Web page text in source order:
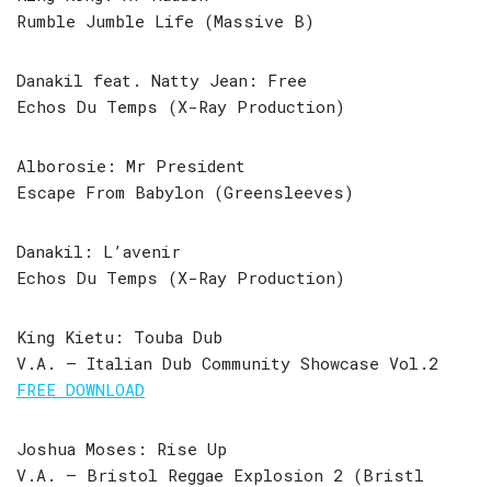
Rumble Jumble Life (Massive B)
Danakil feat. Natty Jean: Free
Echos Du Temps (X-Ray Production)
Alborosie: Mr President
Escape From Babylon (Greensleeves)
Danakil: L’avenir
Echos Du Temps (X-Ray Production)
King Kietu: Touba Dub
V.A. – Italian Dub Community Showcase Vol.2
FREE DOWNLOAD
Joshua Moses: Rise Up
V.A. – Bristol Reggae Explosion 2 (Bristl